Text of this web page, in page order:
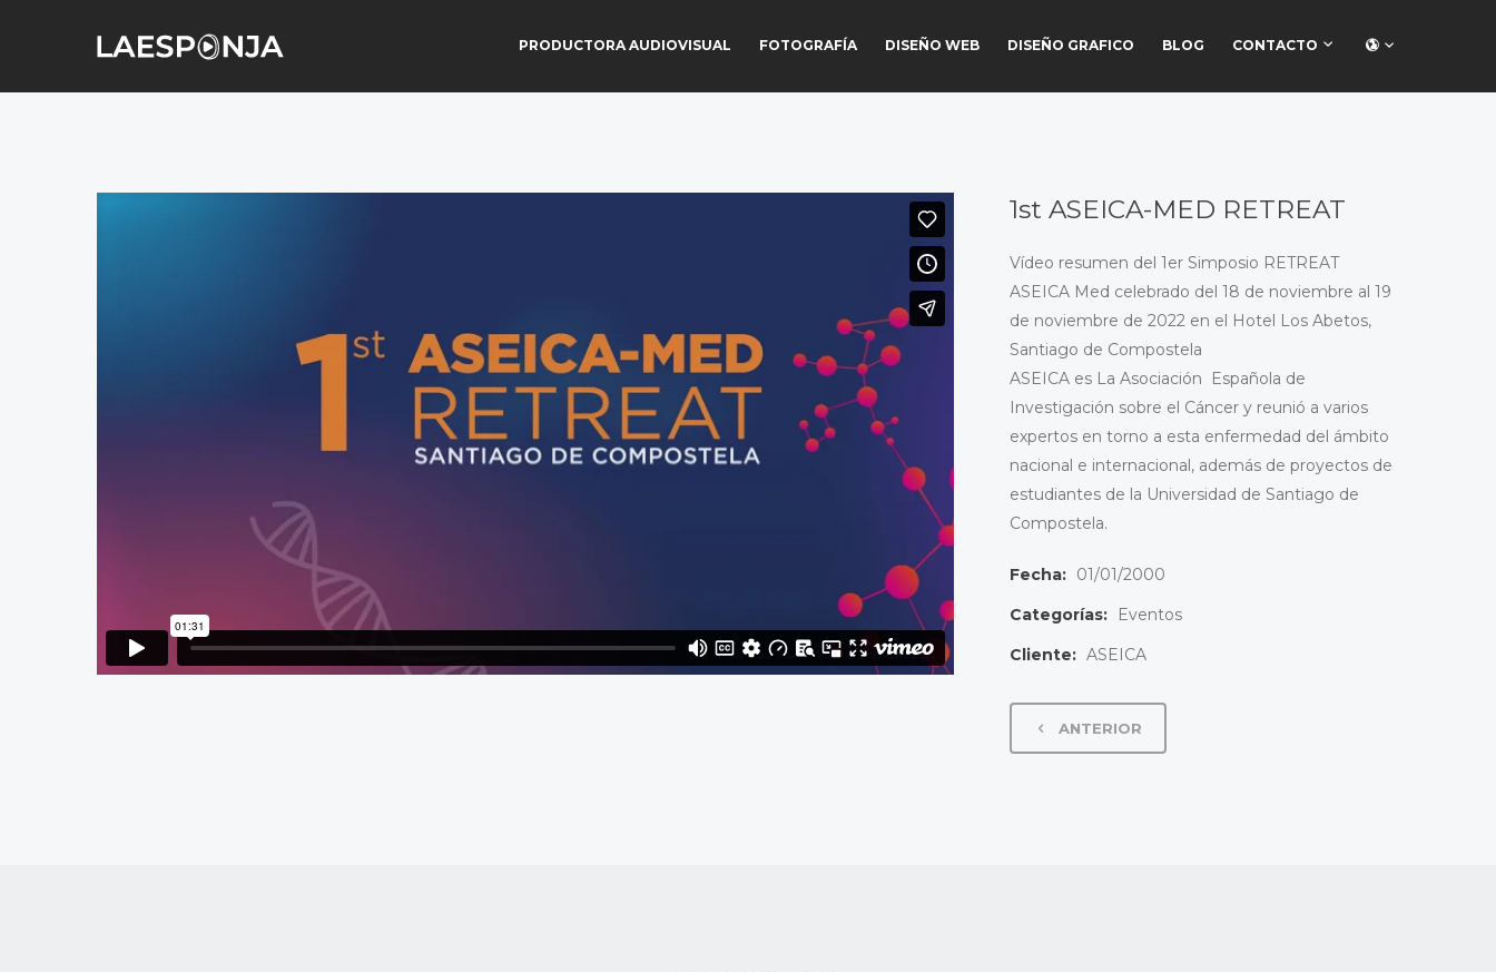
PRODUCTORA AUDIOVISUAL FOTOGRAFÍA DISEÑO WEB DISEÑO GRAFICO BLOG CONTACTO
1st ASEICA-MED RETREAT
Vídeo resumen del 1er Simposio RETREAT
ASEICA Med celebrado del 18 de noviembre al 19
de noviembre de 2022 en el Hotel Los Abetos,
Santiago de Compostela
ASEICA es La Asociación Española de
Investigación sobre el Cáncer y reunió a varios
expertos en torno a esta enfermedad del ámbito
nacional e internacional, además de proyectos de
estudiantes de la Universidad de Santiago de
Compostela.
Fecha: 01/01/2000
Categorías:
Eventos
Cliente: ASEICA
ANTERIOR